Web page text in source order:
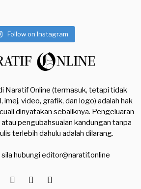
Follow on Instagram
Naratif Online (termasuk, tetapi tidak
imej, video, grafik, dan logo) adalah hak
dinyatakan sebaliknya. Pengeluaran
pengubahsuaian kandungan tanpa
terlebih dahulu adalah dilarang.
hubungi editor@naratif.online